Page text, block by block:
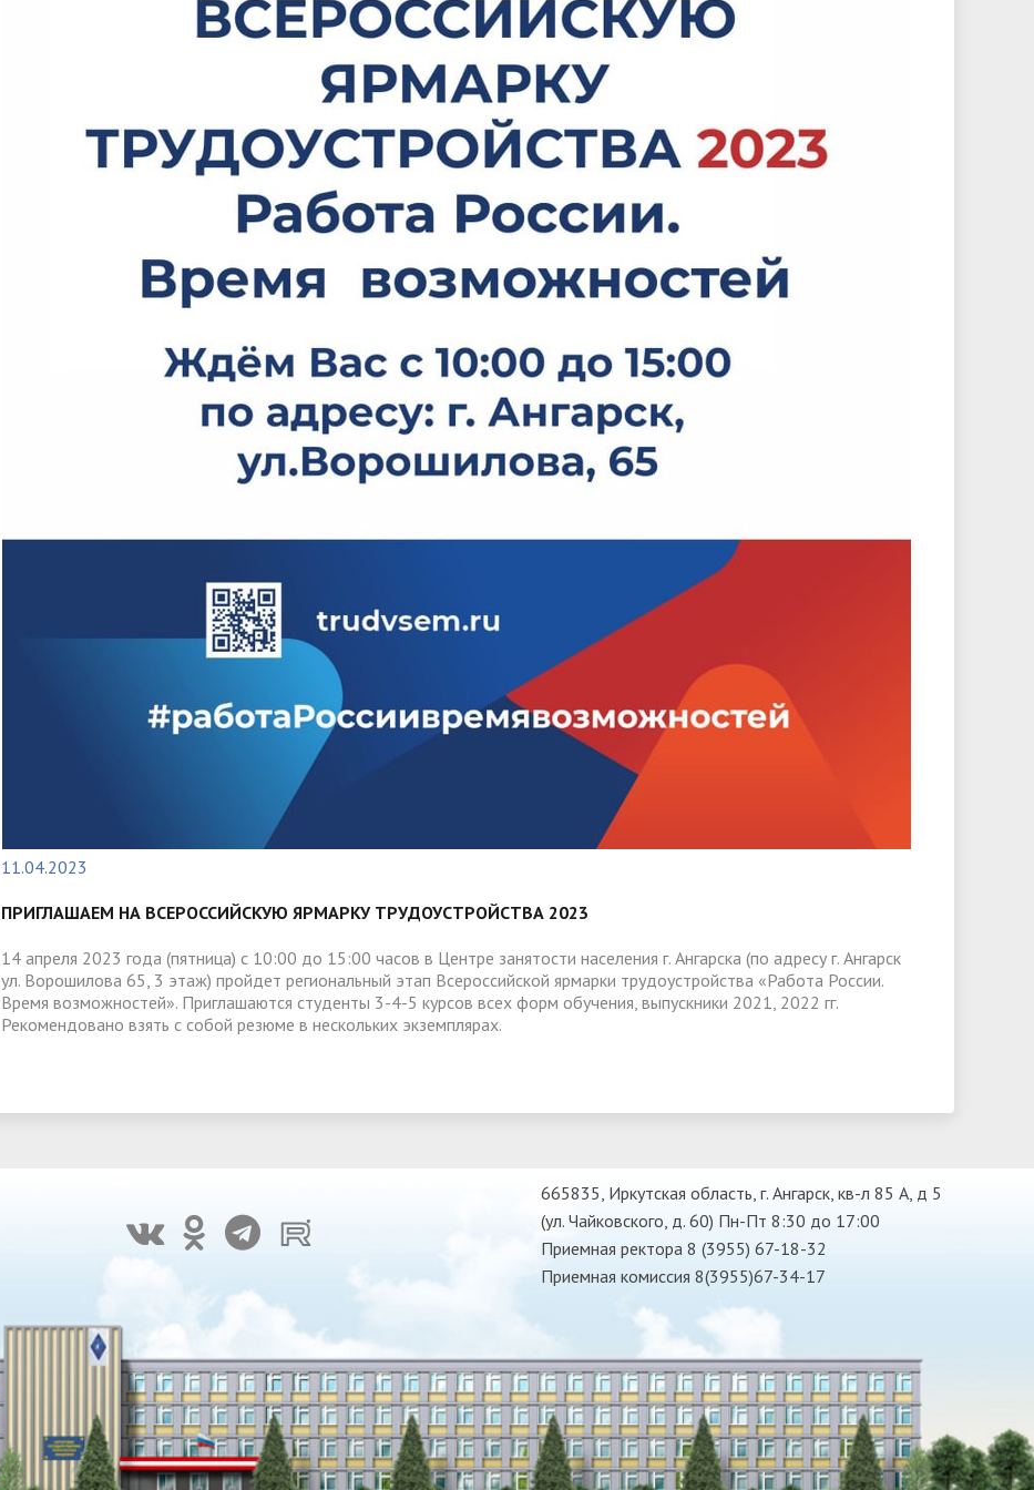
11.04.2023
ПРИГЛАШАЕМ НА ВСЕРОССИЙСКУЮ ЯРМАРКУ ТРУДОУСТРОЙСТВА 2023
14 апреля 2023 года (пятница) с 10:00 до 15:00 часов в Центре занятости населения г. Ангарска (по адресу г. Ангарск
ул. Ворошилова 65, 3 этаж) пройдет региональный этап Всероссийской ярмарки трудоустройства «Работа России.
Время возможностей». Приглашаются студенты 3-4-5 курсов всех форм обучения, выпускники 2021, 2022 гг.
Рекомендовано взять с собой резюме в нескольких экземплярах.
665835, Иркутская область, г. Ангарск, кв-л 85 А, д 5
(ул. Чайковского, д. 60) Пн-Пт 8:30 до 17:00
Приемная ректора 8 (3955) 67-18-32
Приемная комиссия 8(3955)67-34-17